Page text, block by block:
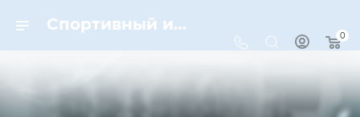
Спортивный инвентарь и оборудование для спорта в Москве | Dynamic-Sport
0